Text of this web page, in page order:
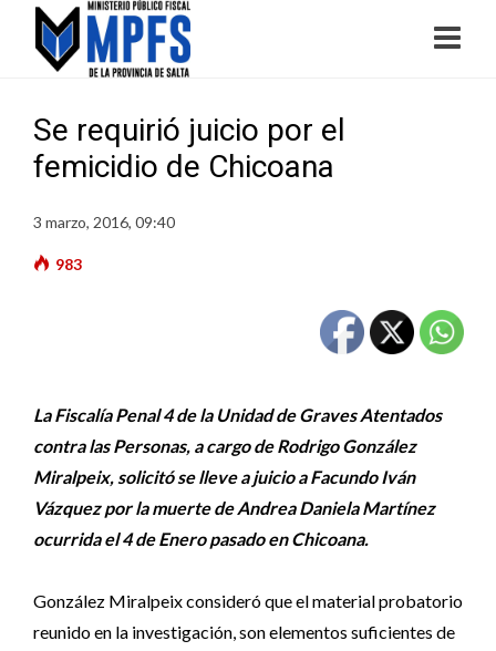
Se requirió juicio por el
femicidio de Chicoana
3 marzo, 2016, 09:40
983
La Fiscalía Penal 4 de la Unidad de Graves Atentados
contra las Personas, a cargo de Rodrigo González
Miralpeix, solicitó se lleve a juicio a Facundo Iván
Vázquez por la muerte de Andrea Daniela Martínez
ocurrida el 4 de Enero pasado enChicoana.
González Miralpeix consideró que el material probatorio
reunido en la investigación, son elementos suficientes de